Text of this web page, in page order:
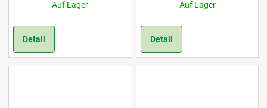
Auf Lager
Detail
Auf Lager
Detail